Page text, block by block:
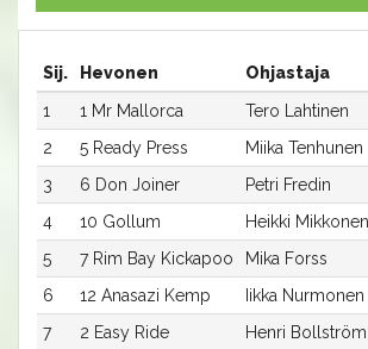
Sij. Hevonen Ohjastaja
1
1 Mr Mallorca Tero Lahtinen
2
5 Ready Press Miika Tenhunen
3
6 Don Joiner Petri Fredin
4
10 Gollum Heikki Mikkonen
5
7 Rim Bay Kickapoo Mika Forss
6
12 Anasazi Kemp Iikka Nurmonen
7
2 Easy Ride Henri Bollström